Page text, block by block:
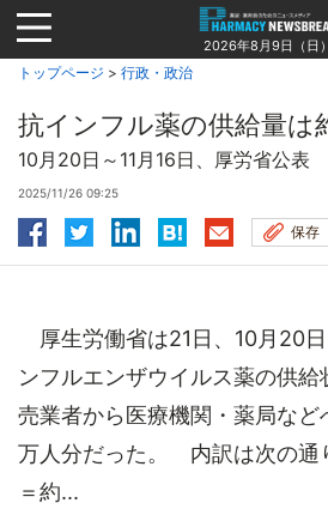
Jump
to
navigation
2026年8月9日（日）
トップページ > 行政・政治
抗インフル薬の供給量は
10月20日～11月16日、厚労省公表
2025/11/26 09:25
保存
厚生労働省は21日、10月20日
ンフルエンザウイルス薬の供
売業者から医療機関・薬局な
万人分だった。 内訳は次の通
＝約...